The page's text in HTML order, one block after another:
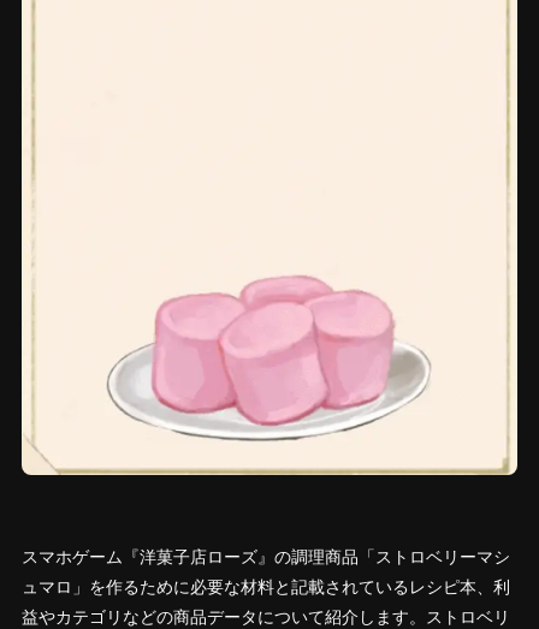
スマホゲーム『洋菓子店ローズ』の調理商品「ストロベリーマシ
ュマロ」を作るために必要な材料と記載されているレシピ本、利
益やカテゴリなどの商品データについて紹介します。ストロベリ